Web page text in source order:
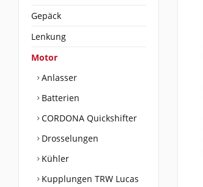
Gepäck
Lenkung
Motor
Anlasser
Batterien
CORDONA Quickshifter
Drosselungen
Kühler
Kupplungen TRW Lucas